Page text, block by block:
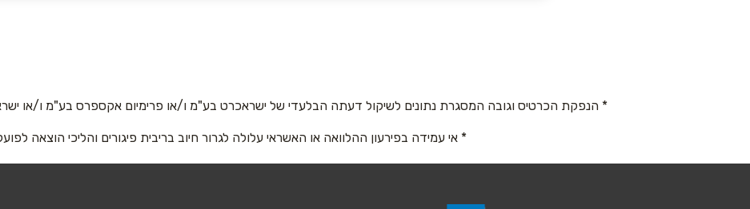
נושא*
אנא חזרו אלי בקשר ל...
* הנפקת הכרטיס וגובה המסגרת נתונים לשיקול דעתה הבלעדי של ישראכרט בע"מ ו/או פרימיום אקספרס בע"מ ו/או
* אי עמידה בפירעון ההלוואה או האשראי עלולה לגרור חיוב בריבית פיגורים והליכי הוצאה